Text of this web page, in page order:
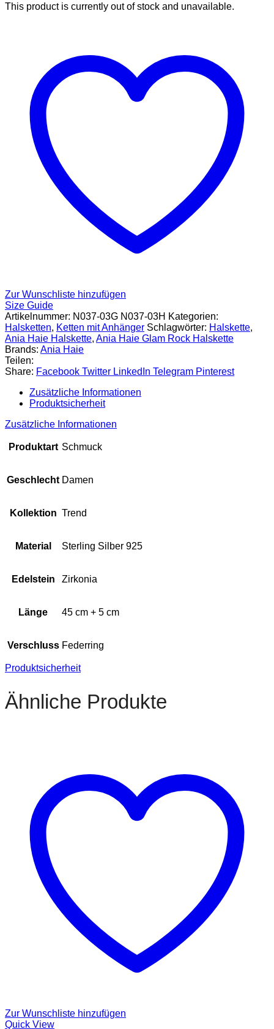
This product is currently out of stock and unavailable.
Zur Wunschliste hinzufügen
Size Guide
Artikelnummer: N037-03G N037-03H Kategorien:
Halsketten, Ketten mit Anhänger Schlagwörter: Halskette,
Ania Haie Halskette, Ania Haie Glam Rock Halskette
Brands: Ania Haie
Teilen:
Share: Facebook Twitter LinkedIn Telegram Pinterest
Zusätzliche Informationen
Produktsicherheit
Zusätzliche Informationen
Produktart Schmuck
Geschlecht Damen
Kollektion Trend
Material Sterling Silber 925
Edelstein Zirkonia
Länge 45 cm + 5 cm
Verschluss Federring
Produktsicherheit
Ähnliche Produkte
Zur Wunschliste hinzufügen
Quick View